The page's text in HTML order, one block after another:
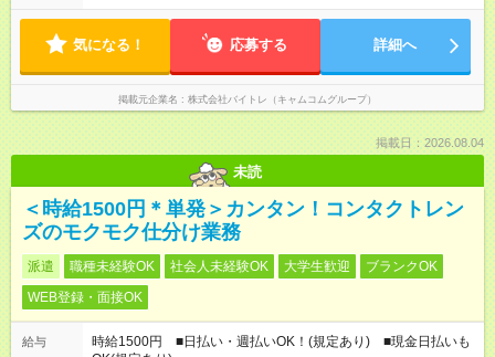
気になる！ 応募する 詳細へ
掲載元企業名 株式会社バイトレ（キャムコムグループ）
掲載日：2026.08.04
未読
＜時給1500円＊単発＞カンタン！コンタクトレン
ズのモクモク仕分け業務
派遣 職種未経験OK 社会人未経験OK 大学生歓迎
ブランクOK
WEB登録・面接OK
給与
時給1500円 ■日払い・週払いOK！(規定あり) ■現金日払いも